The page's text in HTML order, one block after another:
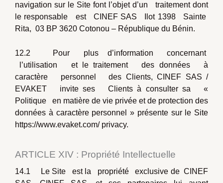
navigation sur le Site font l’objet d’un traitement dont
le responsable est CINEF SAS Ilot 1398 Sainte
Rita, 03 BP 3620 Cotonou – République du Bénin.
12.2 Pour plus d’information concernant
l’utilisation et le traitement des données à
caractère personnel des Clients, CINEF SAS /
EVAKET invite ses Clients à consulter sa «
Politique en matière de vie privée et de protection des
données à caractère personnel » présente sur le Site
https://www.evaket.com/ privacy.
ARTICLE XIV : Propriété Intellectuelle
14.1 Le Site est la propriété exclusive de CINEF